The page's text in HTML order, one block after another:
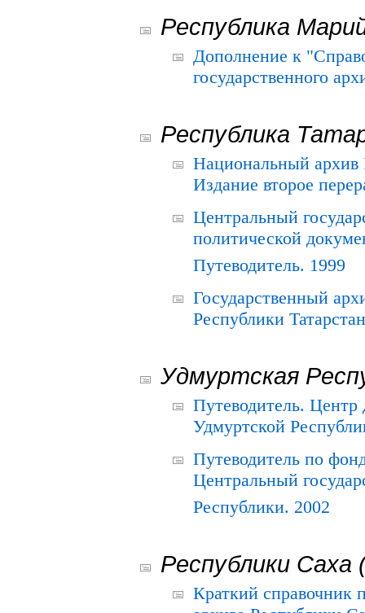
Республика
Дополнение к
государственного
Республика
Национальный архив
Издание второе
Центральный
политической
Путеводитель. 1999
Государственный
Республики
Удмуртская
Путеводитель.
Удмуртской
Путеводитель по
Центральный
Республики. 2002
Республики Саха
Краткий справочник